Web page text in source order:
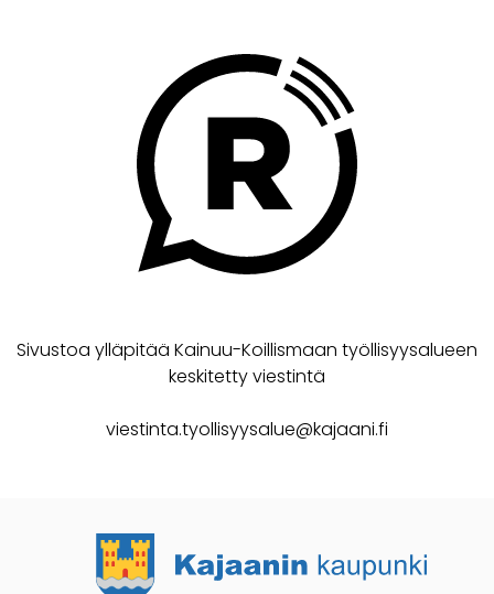
Sivustoa ylläpitää Kainuu-Koillismaan työllisyysalueen
keskitetty viestintä
viestinta.tyollisyysalue@kajaani.fi